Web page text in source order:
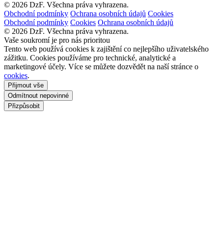
© 2026 DzF. Všechna práva vyhrazena.
Obchodní podmínky Ochrana osobních údajů Cookies
Obchodní podmínky Cookies Ochrana osobních údajů
© 2026 DzF. Všechna práva vyhrazena.
Vaše soukromí je pro nás prioritou
Tento web používá cookies k zajištění co nejlepšího uživatelského
zážitku. Cookies používáme pro technické, analytické a
marketingové účely. Více se můžete dozvědět na naší stránce o
cookies.
Přijmout vše
Odmítnout nepovinné
Přizpůsobit